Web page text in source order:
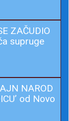
ZAČUDIO
supruge
NAROD
od Novo